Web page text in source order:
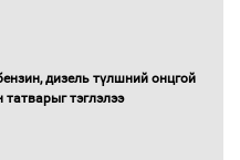
дизель түлшний онцгой
татварыг тэглэлээ